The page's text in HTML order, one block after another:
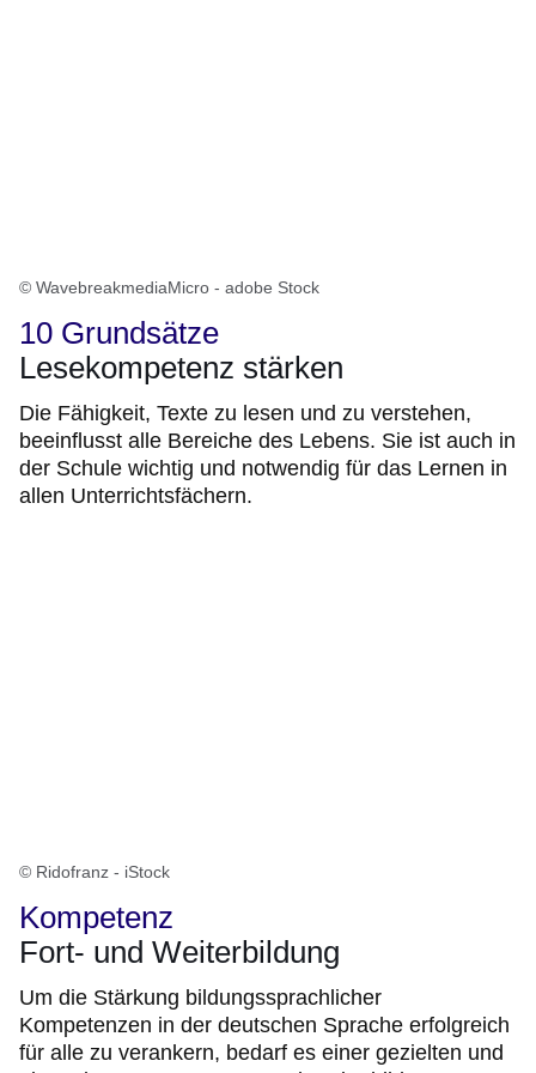
© WavebreakmediaMicro - adobe Stock
10 Grundsätze
Lesekompetenz stärken
Die Fähigkeit, Texte zu lesen und zu verstehen,
beeinflusst alle Bereiche des Lebens. Sie ist auch in
der Schule wichtig und notwendig für das Lernen in
allen Unterrichtsfächern.
© Ridofranz - iStock
Kompetenz
Fort- und Weiterbildung
Um die Stärkung bildungssprachlicher
Kompetenzen in der deutschen Sprache erfolgreich
für alle zu verankern, bedarf es einer gezielten und